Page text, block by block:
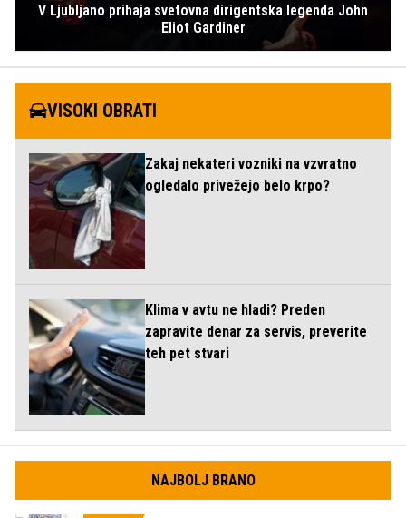
V Ljubljano prihaja svetovna dirigentska legenda John
Eliot Gardiner
VISOKI OBRATI
Zakaj nekateri vozniki na vzvratno
ogledalo privežejo belo krpo?
Klima v avtu ne hladi? Preden
zapravite denar za servis, preverite
teh pet stvari
NAJBOLJ BRANO